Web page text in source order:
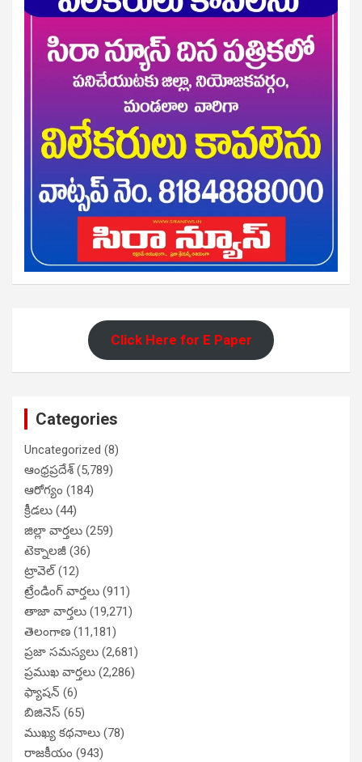
Click Here for E Paper
Categories
Uncategorized (8)
ఆంధ్రప్రదేశ్(5,789)
ఆరోగ్యం (184)
క్రీడలు (44)
జిల్లా వార్తలు (259)
టెక్నాలజీ (36)
ట్రావెల్(12)
ట్రేండింగ్ వార్తలు (911)
తాజా వార్తలు (19,271)
తెలంగాణ (11,181)
ప్రజా సమస్యలు (2,681)
ప్రముఖ వార్తలు (2,286)
ఫ్యాషన్ (6)
బిజినెస్ (65)
ముఖ్య కథనాలు (78)
రాజకీయం (943)